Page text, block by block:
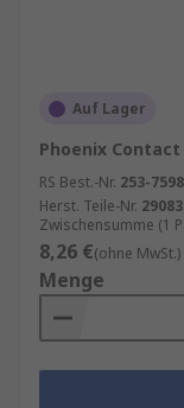
Auf Lager
Phoenix Contact
RS Best.-Nr. 253-7598
Herst. Teile-Nr.
Zwischensumme (1
8,26 €(ohne MwSt.)
Menge